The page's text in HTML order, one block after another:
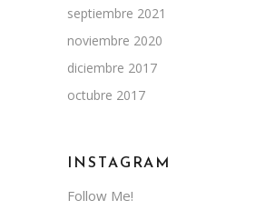
septiembre 2021
noviembre 2020
diciembre 2017
octubre 2017
INSTAGRAM
Follow Me!